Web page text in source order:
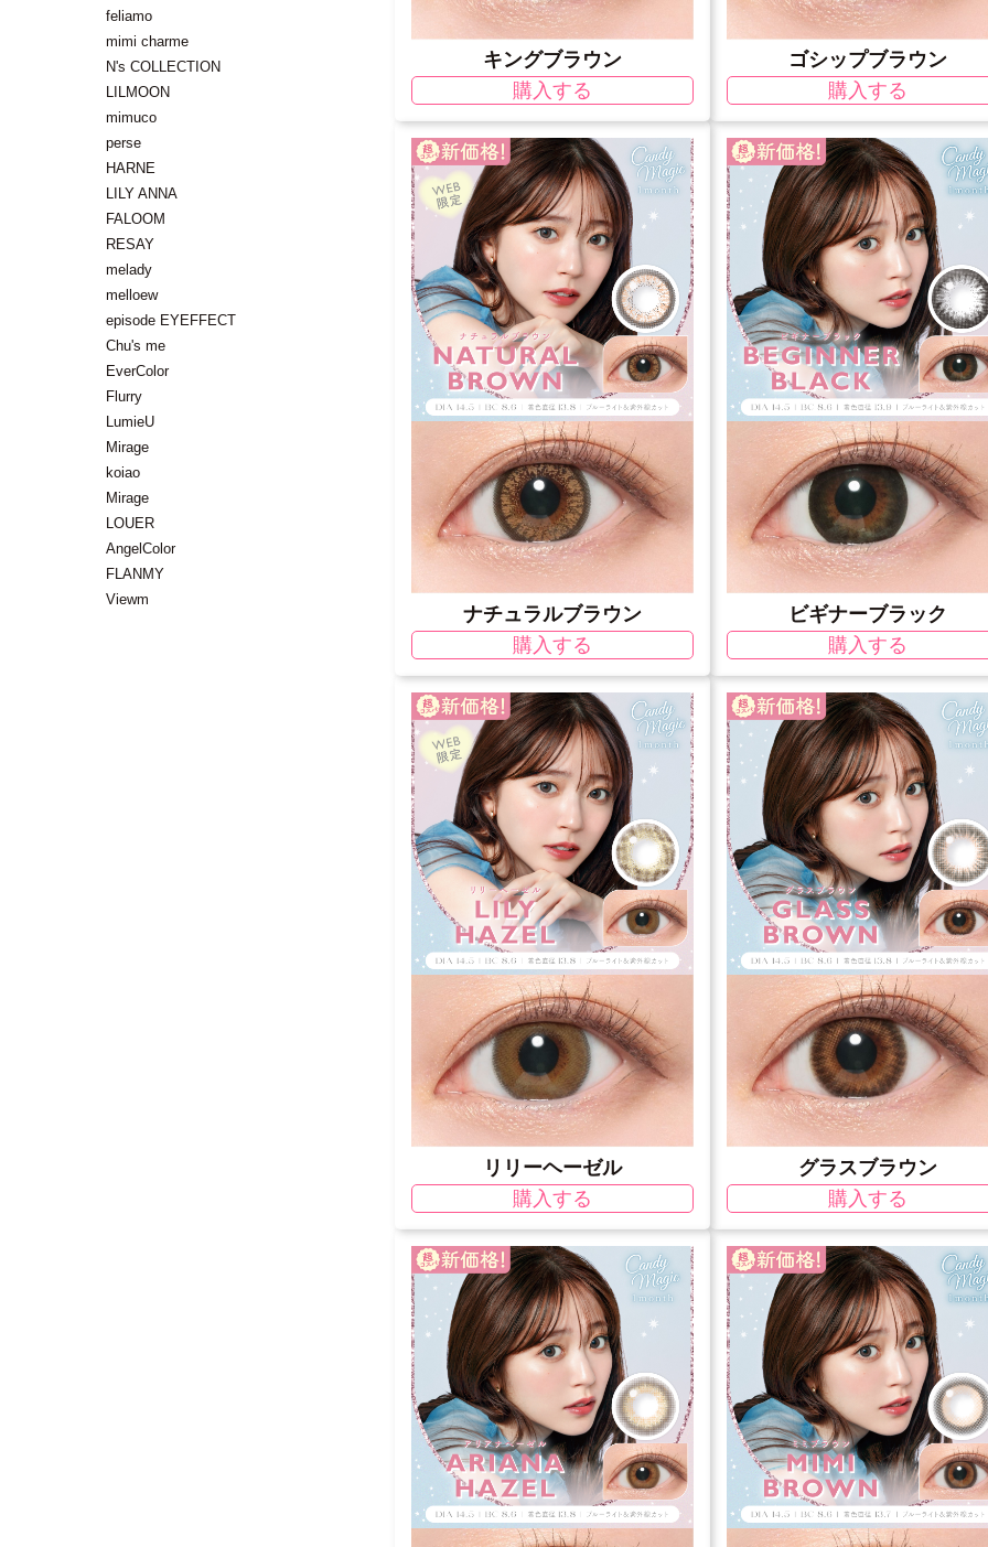
feliamo
mimi charme
N's COLLECTION
LILMOON
mimuco
perse
HARNE
LILY ANNA
FALOOM
RESAY
melady
melloew
episode EYEFFECT
Chu's me
EverColor
Flurry
LumieU
Mirage
koiao
Mirage
LOUER
AngelColor
FLANMY
Viewm
キングブラウン
購入する
ゴシップブラウン
購入する
ナチュラルブラウン
購入する
ビギナーブラック
購入する
リリーヘーゼル
購入する
グラスブラウン
購入する